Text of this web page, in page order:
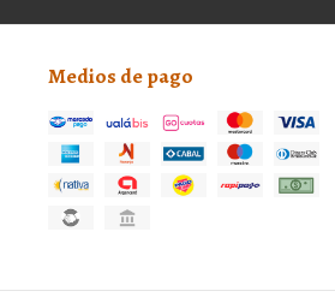
Medios de pago